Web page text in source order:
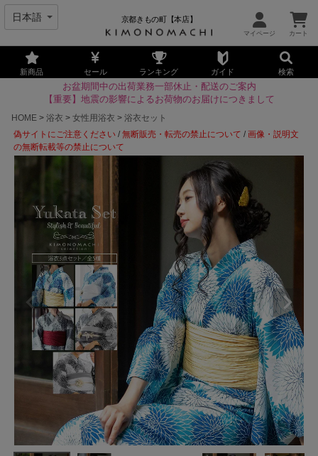
京都きもの町【本店】
新商品 セール ランキング ガイド 検索
お盆期間中の出荷業務一部休止・配送のご案内
【重要】地震の影響によるお荷物のお届けにつきまして
HOME
浴衣 女性用浴衣
浴衣セット
偽サイトにご注意ください /無断販売・転売の禁止について /画像・説明文
の無断転載等の禁止について